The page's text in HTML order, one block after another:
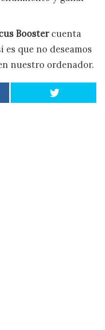
Boostercuenta
que no deseamos
nuestro ordenador.